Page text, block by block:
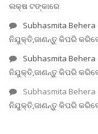
ଲକ୍ଷ ଟଙ୍କାରେ
Subhasmita Behera
ନିଯୁକ୍ତି,ଜାଣନ୍ତୁ କିପରି
Subhasmita Behera
ନିଯୁକ୍ତି,ଜାଣନ୍ତୁ କିପରି
Subhasmita Behera
ନିଯୁକ୍ତି,ଜାଣନ୍ତୁ କିପରି